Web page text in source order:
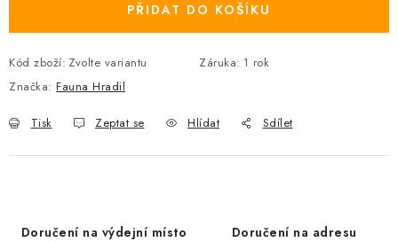
PŘIDAT DO KOŠÍKU
Kód zboží: Zvolte variantu Záruka: 1 rok
Značka: Fauna Hradil
Tisk Zeptat se Hlídat Sdílet
Doručení na výdejní místo Doručení na adresu